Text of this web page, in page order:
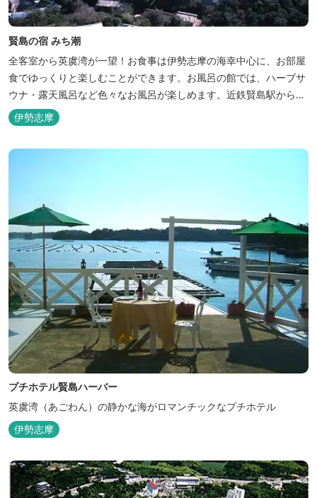
賢島の宿 みち潮
全客室から英虞湾が一望！お食事は伊勢志摩の海幸中心に、お部屋
食でゆっくりと楽しむことができます。お風呂の館では、ハーブサ
ウナ・露天風呂など色々なお風呂が楽しめます。近鉄賢島駅から歩
いて5分と好立地です。
伊勢志摩
プチホテル賢島ハーバー
英虞湾（あごわん）の静かな海がロマンチックなプチホテル
伊勢志摩